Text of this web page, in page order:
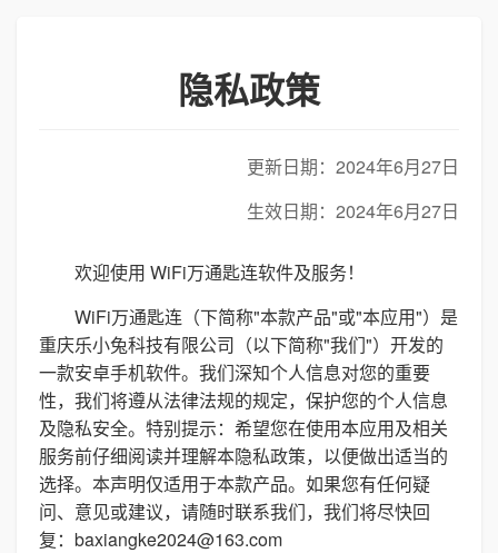
隐私政策
更新日期：2024年6月27日
生效日期：2024年6月27日
欢迎使用 WiFi万通匙连软件及服务！
WiFi万通匙连（下简称"本款产品"或"本应用"）是
重庆乐小兔科技有限公司（以下简称"我们"）开发的
一款安卓手机软件。我们深知个人信息对您的重要
性，我们将遵从法律法规的规定，保护您的个人信息
及隐私安全。特别提示：希望您在使用本应用及相关
服务前仔细阅读并理解本隐私政策，以便做出适当的
选择。本声明仅适用于本款产品。如果您有任何疑
问、意见或建议，请随时联系我们，我们将尽快回
复：baxiangke2024@163.com